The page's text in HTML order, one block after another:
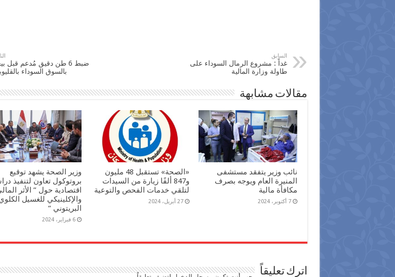
السابق
غداً : مشروع الرمال السوداء على
طاولة وزارة المالية
ضبط 6 طن دقيق مُدعم قبل
بالسوق السوداء
مقالات مشابهة
نائب وزير يتفقد مستشفى
المنيرة العام ويوجه بصرف
مكافأة مالية
7 أكتوبر، 2024
«الصحة» تستقبل 48 مليون
و847 ألفًا زيارة من السيدات
لتلقي خدمات الفحص والتوعية
27 أبريل، 2024
وزير الصحة يشهد توقيع
بروتوكول تعاون لتنفيذ
اقتصادية حول ” الأثر
والإكلينيكي للغسيل
البريتوني “
6 فبراير، 2024
اترك تعليقاً